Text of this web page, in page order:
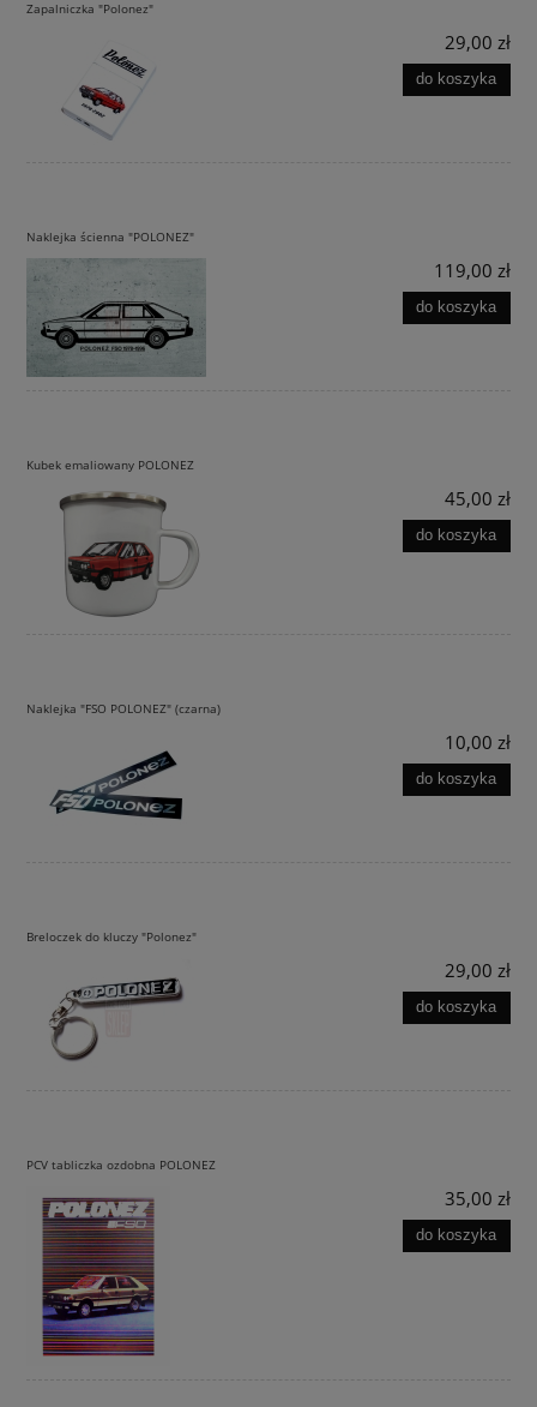
Zapalniczka "Polonez"
29,00 zł
do koszyka
Naklejka ścienna "POLONEZ"
119,00 zł
do koszyka
Kubek emaliowany POLONEZ
45,00 zł
do koszyka
Naklejka "FSO POLONEZ" (czarna)
10,00 zł
do koszyka
Breloczek do kluczy "Polonez"
29,00 zł
do koszyka
PCV tabliczka ozdobna POLONEZ
35,00 zł
do koszyka